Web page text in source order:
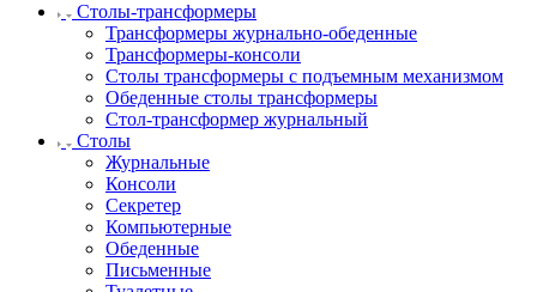
Столы-трансформеры
Трансформеры журнально-обеденные
Трансформеры-консоли
Столы трансформеры с подъемным механизмом
Обеденные столы трансформеры
Стол-трансформер журнальный
Столы
Журнальные
Консоли
Секретер
Компьютерные
Обеденные
Письменные